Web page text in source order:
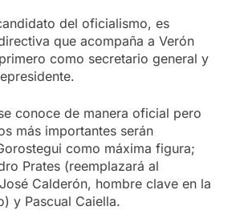
del oficialismo, es
que acompaña a Verón
como secretario general y
conoce de manera oficial pero
más importantes serán
como máxima figura;
Prates (reemplazará al
Calderón, hombre clave en la
y Pascual Caiella.